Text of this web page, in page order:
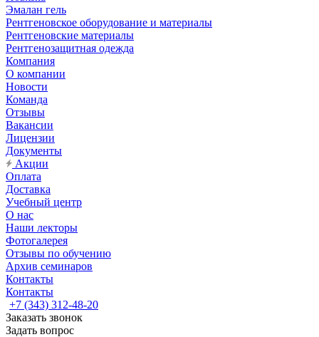
Эмалан гель
Рентгеновское оборудование и материалы
Рентгеновские материалы
Рентгенозащитная одежда
Компания
О компании
Новости
Команда
Отзывы
Вакансии
Лицензии
Документы
Акции
Оплата
Доставка
Учебный центр
О нас
Наши лекторы
Фотогалерея
Отзывы по обучению
Архив семинаров
Контакты
Контакты
+7 (343) 312-48-20
Заказать звонок
Задать вопрос